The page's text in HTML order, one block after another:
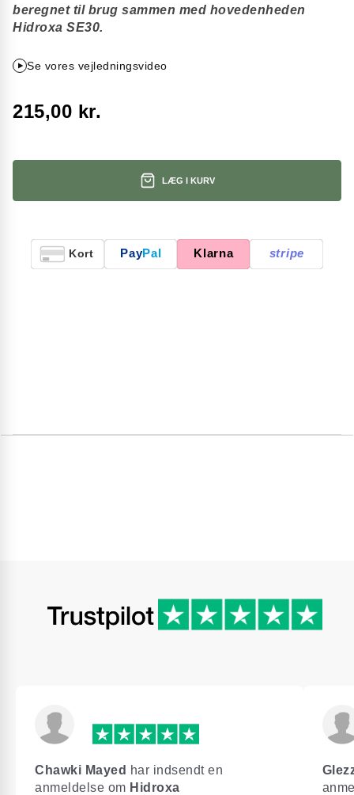
beregnet til brug sammen med hovedenheden
Hidroxa SE30.
Se vores vejledningsvideo
215,00 kr.
LÆG I KURV
Kort PayPal Klarna stripe
Chawki Mayed har indsendt en
anmeldelse om Hidroxa